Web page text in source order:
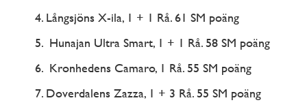
Långsjöns X-ila, 1 + 1 Rå. 61 SM poäng
Hunajan Ultra Smart, 1 + 1 Rå. 58 SM poäng
Kronhedens Camaro, 1 Rå. 55 SM poäng
Doverdalens Zazza, 1 + 3 Rå. 55 SM poäng